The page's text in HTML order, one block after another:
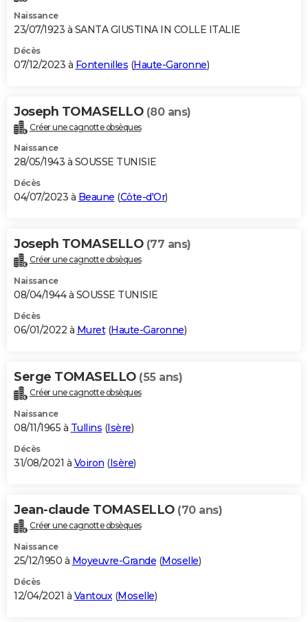
Naissance
23/07/1923 à SANTA GIUSTINA IN COLLE ITALIE
Décès
07/12/2023 à Fontenilles (Haute-Garonne)
Joseph TOMASELLO (80 ans)
Créer une cagnotte obsèques
Naissance
28/05/1943 à SOUSSE TUNISIE
Décès
04/07/2023 à Beaune (Côte-d'Or)
Joseph TOMASELLO (77 ans)
Créer une cagnotte obsèques
Naissance
08/04/1944 à SOUSSE TUNISIE
Décès
06/01/2022 à Muret(Haute-Garonne)
Serge TOMASELLO (55 ans)
Créer une cagnotte obsèques
Naissance
08/11/1965 à Tullins (Isère)
Décès
31/08/2021 à Voiron (Isère)
Jean-claude TOMASELLO (70 ans)
Créer une cagnotte obsèques
Naissance
25/12/1950 à Moyeuvre-Grande (Moselle)
Décès
12/04/2021 à Vantoux(Moselle)